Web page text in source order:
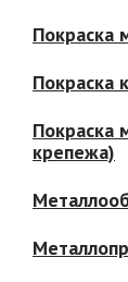
Покраска
Покраска
Покраска
крепежа)